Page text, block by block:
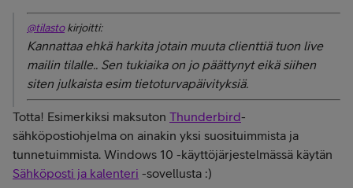
@tilastokirjoitti:
Kannattaa ehkä harkita jotain muuta clienttiä tuon live
mailin tilalle.. Sen tukiaika on jo päättynyt eikä siihen
siten julkaista esim tietoturvapäivityksiä.
Totta! Esimerkiksi maksuton Thunderbird-
sähköpostiohjelma on ainakin yksi suosituimmista ja
tunnetuimmista. Windows 10 -käyttöjärjestelmässä käytän
Sähköposti ja kalenteri -sovellusta :)